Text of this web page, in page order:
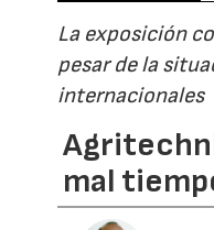
La exposición
pesar de la
internacionales
mal